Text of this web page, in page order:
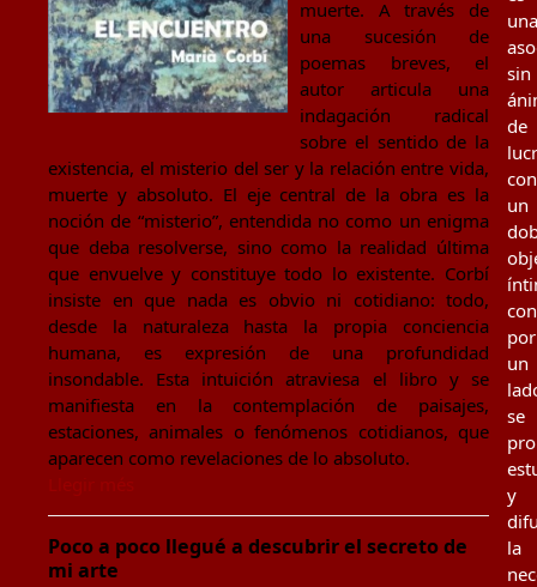
muerte. A través de
una sucesión de
poemas breves, el
autor articula una
indagación radical
sobre el sentido de la
existencia, el misterio del ser y la relación entre vida,
muerte y absoluto. El eje central de la obra es la
noción de “misterio”, entendida no como un enigma
que deba resolverse, sino como la realidad última
que envuelve y constituye todo lo existente. Corbí
insiste en que nada es obvio ni cotidiano: todo,
desde la naturaleza hasta la propia conciencia
humana, es expresión de una profundidad
insondable. Esta intuición atraviesa el libro y se
manifiesta en la contemplación de paisajes,
estaciones, animales o fenómenos cotidianos, que
aparecen como revelaciones de lo absoluto.
Poco a poco llegué a descubrir el secreto de
mi arte
una
sin
de
con
un
por
un
se
y
la